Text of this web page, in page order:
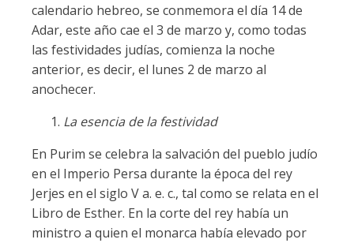
calendario hebreo, se conmemora el día 14 de
Adar, este año cae el 3 de marzo y, como todas
las festividades judías, comienza la noche
anterior, es decir, el lunes 2 de marzo al
anochecer.
La esencia de la festividad
En Purim se celebra la salvación del pueblo judío
en el Imperio Persa durante la época del rey
Jerjes en el siglo V a. e. c., tal como se relata en el
Libro de Esther. En la corte del rey había un
ministro a quien el monarca había elevado por